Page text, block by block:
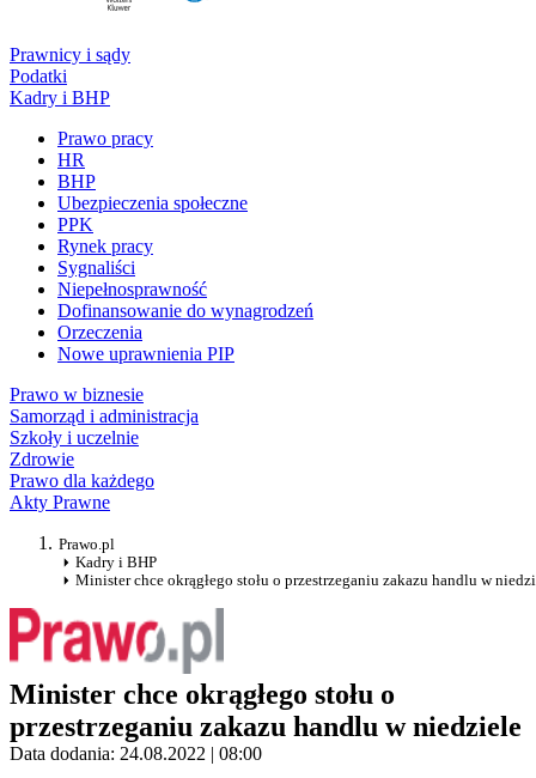
Prawnicy i sądy
Podatki
Kadry i BHP
Prawo pracy
HR
BHP
Ubezpieczenia społeczne
PPK
Rynek pracy
Sygnaliści
Niepełnosprawność
Dofinansowanie do wynagrodzeń
Orzeczenia
Nowe uprawnienia PIP
Prawo w biznesie
Samorząd i administracja
Szkoły i uczelnie
Zdrowie
Prawo dla każdego
Akty Prawne
Prawo.pl
Kadry i BHP
Minister chce okrągłego stołu o przestrzeganiu zakazu handlu w
Minister chce okrągłego stołu o
przestrzeganiu zakazu handlu w niedziele
Data dodania: 24.08.2022 | 08:00